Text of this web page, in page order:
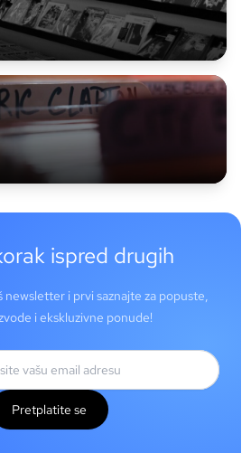
ispred drugih
newsletter i prvi saznajte za popuste,
i ekskluzivne ponude!
Pretplatite se